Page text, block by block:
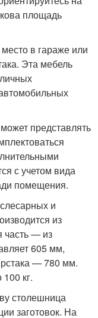
площадь
в гараже или
Эта мебель
представлять
с учетом вида
помещения.
и
из
часть — из
605 мм,
— 780 мм.
кг.
столешница
заготовок. На